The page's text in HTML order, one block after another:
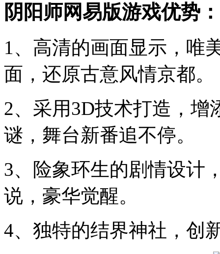
阴阳师网易版游戏优势：
1、高清的画面显示，唯
面，还原古意风情京都。
2、采用3D技术打造，增
谜，舞台新番追不停。
3、险象环生的剧情设计
说，豪华觉醒。
4、独特的结界神社，创